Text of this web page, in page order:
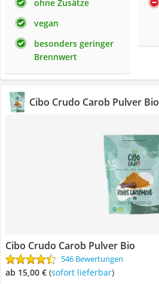
ohne Zusätze
vegan
besonders geringer
Brennwert
Cibo Crudo Carob Pulver Bio
Cibo Crudo Carob Pulver Bio
546 Bewertungen
ab 15,00 € ( Sofort lieferbar)